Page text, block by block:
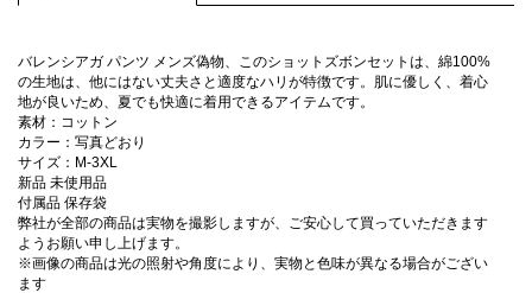
バレンシアガ パンツ メンズ偽物、このショットズボンセットは、綿100%
の生地は、他にはない丈夫さと適度なハリが特徴です。肌に優しく、着心
地が良いため、夏でも快適に着用できるアイテムです。
素材：コットン
カラー：写真どおり
サイズ：M-3XL
新品 未使用品
付属品 保存袋
弊社が全部の商品は実物を撮影しますが、ご安心して買っていただきます
ようお願い申し上げます。
※画像の商品は光の照射や角度により、実物と色味が異なる場合がござい
ます